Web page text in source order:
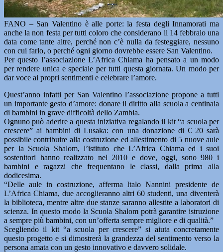
FANO – San Valentino è alle porte: la festa degli Innamorati ma
anche la non festa per tutti coloro che considerano il 14 febbraio una
data come tante altre, perché non c’è nulla da festeggiare, nessuno
con cui farlo, o perché ogni giorno dovrebbe essere San Valentino.
Per questo l’associazione L’Africa Chiama ha pensato a un modo
per rendere unica e speciale per tutti questa giornata. Un modo per
dar voce ai propri sentimenti e celebrare l’amore.
Quest’anno infatti per San Valentino l’associazione propone a tutti
un importante gesto d’amore: donare il diritto alla scuola a centinaia
di bambini in grave difficoltà dello Zambia.
Ognuno può aderire a questa iniziativa regalando il kit “a scuola per
crescere” ai bambini di Lusaka: con una donazione di € 20 sarà
possibile contribuire alla costruzione ed allestimento di 5 nuove aule
per la Scuola Shalom, l’istituto che L’Africa Chiama ed i suoi
sostenitori hanno realizzato nel 2010 e dove, oggi, sono 980 i
bambini e ragazzi che frequentano le classi, dalla prima alla
dodicesima.
“Delle aule in costruzione, afferma Italo Nannini presidente de
L’Africa Chiama, due accoglieranno altri 60 studenti, una diventerà
la biblioteca, mentre altre due stanze saranno allestite a laboratori di
scienza. In questo modo la Scuola Shalom potrà garantire istruzione
a sempre più bambini, con un’offerta sempre migliore e di qualità.”
Scegliendo il kit “a scuola per crescere” si aiuta concretamente
questo progetto e si dimostrerà la grandezza del sentimento verso la
persona amata con un gesto innovativo e davvero solidale.